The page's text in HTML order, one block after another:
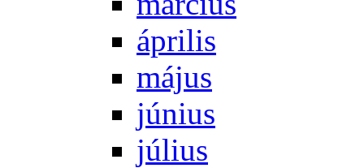
áp­ri­lis
má­jus
jú­ni­us
jú­li­us